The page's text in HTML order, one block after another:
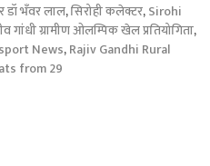
डॉ भँवर लाल,सिरोही कलेक्टर,Sirohi
गांधी ग्रामीण ओलम्पिक खेल प्रतियोगिता,
sport News,Rajiv Gandhi Rural
from 29